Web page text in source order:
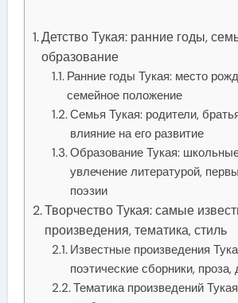
Детство Тукая: ранние годы,
образование
Ранние годы Тукая: место
семейное положение
Семья Тукая: родители,
влияние на его развитие
Образование Тукая:
увлечение литературой,
поэзии
Творчество Тукая: самые
произведения, тематика, стиль
Известные произведения
поэтические сборники, проза,
Тематика произведений